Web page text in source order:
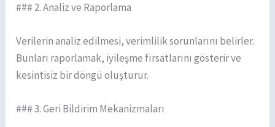
### 2. Analiz ve Raporlama
Verilerin analiz edilmesi, verimlilik sorunlarını belirler.
Bunları raporlamak, iyileşme fırsatlarını gösterir ve
kesintisiz bir döngü oluşturur.
### 3. Geri Bildirim Mekanizmaları